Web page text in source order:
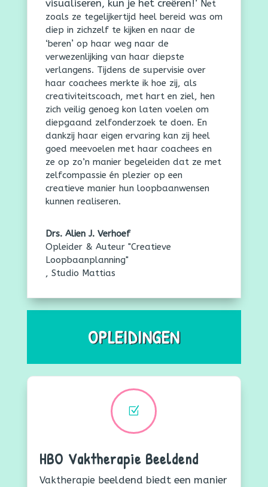
visualiseren, kun je het creëren!’ Net
zoals ze tegelijkertijd heel bereid was om
diep in zichzelf te kijken en naar de
‘beren’op haar weg naar de
verwezenlijking van haar diepste
verlangens. Tijdens de supervisie over
haar coachees merkte ik hoe zij, als
creativiteitscoach, met hart en ziel, hen
zich veilig genoeg kon laten voelen om
diepgaand zelfonderzoek te doen. En
dankzij haar eigen ervaring kan zij heel
goed meevoelen met haar coachees en
ze op zo’n manier begeleiden dat ze met
zelfcompassie én plezier op een
creatieve manier hun loopbaanwensen
kunnen realiseren.
Drs. Alien J. Verhoef
Opleider & Auteur "Creatieve
Loopbaanplanning"
, Studio Mattias
OPLEIDINGEN
Z
HBO Vaktherapie Beeldend
Vaktherapie beeldend biedt een manier